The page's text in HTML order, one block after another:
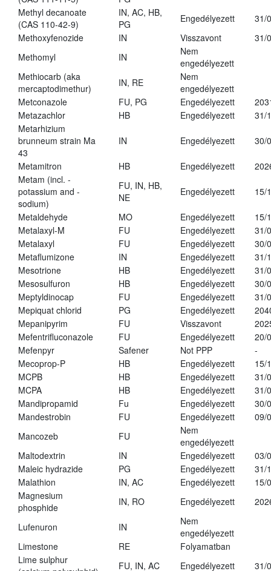
Methyl decanoate
(CAS 110-42-9)
IN, AC, HB,
PG
Engedélyezett
31/
Methoxyfenozide
IN Visszavont
31/
Methomyl
IN
Nem
engedélyezett
Methiocarb (aka
mercaptodimethur)
IN, RE
Nem
engedélyezett
Metconazole
FU, PG Engedélyezett
Metazachlor
HB Engedélyezett
31/
Metarhizium
brunneum strain Ma
43
IN Engedélyezett 30/
Metamitron HB Engedélyezett
Metam (incl. -
potassium and -
sodium)
FU, IN, HB,
NE
Engedélyezett 15/
Metaldehyde MO Engedélyezett
15/
Metalaxyl-M
FU Engedélyezett
31/
Metalaxyl
FU Engedélyezett
30/
Metaflumizone
IN Engedélyezett
31/
Mesotrione
HB Engedélyezett
31/
Mesosulfuron
HB Engedélyezett
30/
Meptyldinocap
FU Engedélyezett
31/
Mepiquat chlorid
PG Engedélyezett
Mepanipyrim
FU Visszavont
Mefentrifluconazole
FU Engedélyezett
20/
Mefenpyr
Safener Not PPP
-
Mecoprop-P
HB Engedélyezett
15/
MCPB
HB Engedélyezett
31/
MCPA
HB Engedélyezett
31/
Mandipropamid
Fu Engedélyezett
30/
Mandestrobin
FU Engedélyezett
09/
Mancozeb
FU
Nem
engedélyezett
Maltodextrin
IN Engedélyezett
03/
Maleic hydrazide
PG Engedélyezett
31/
Malathion
IN, AC Engedélyezett
15/
Magnesium
phosphide
IN, RO Engedélyezett
Lufenuron IN
Nem
engedélyezett
Limestone
RE
Folyamatban
Lime sulphur
FU, IN, AC Engedélyezett
31/